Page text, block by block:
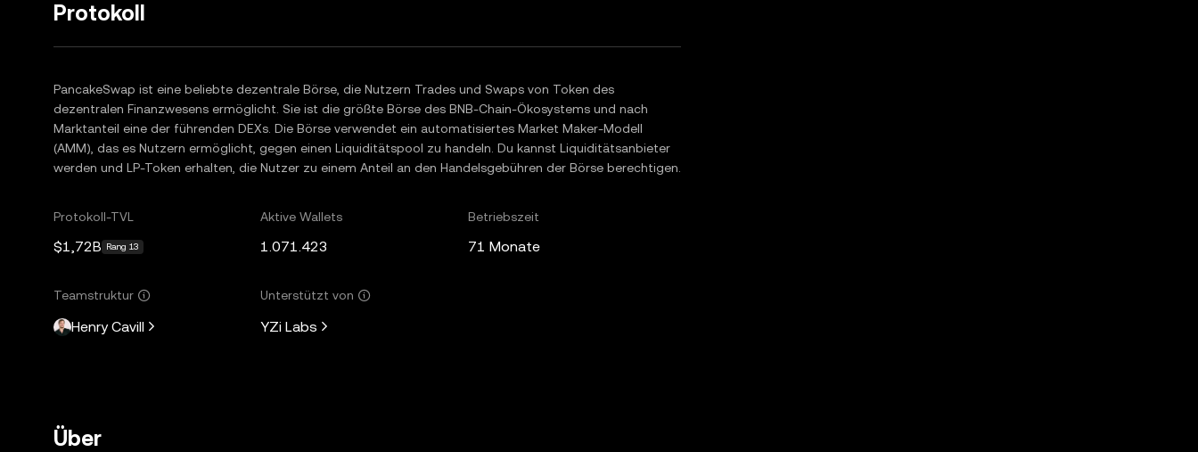
Protokoll
PancakeSwap ist eine beliebte dezentrale Börse, die Nutzern Trades und Swaps von Token des
dezentralen Finanzwesens ermöglicht. Sie ist die größte Börse des BNB-Chain-Ökosystems und nach
Marktanteil eine der führenden DEXs. Die Börse verwendet ein automatisiertes Market Maker-Modell
(AMM), das es Nutzern ermöglicht, gegen einen Liquiditätspool zu handeln. Du kannst Liquiditätsanbieter
werden und LP-Token erhalten, die Nutzer zu einem Anteil an den Handelsgebühren der Börse berechtigen.
Protokoll-TVL
$1,72B Rang 13
Aktive Wallets
1.071.423
Betriebszeit
71 Monate
Teamstruktur
Henry Cavill
Unterstützt von
YZi Labs
Über